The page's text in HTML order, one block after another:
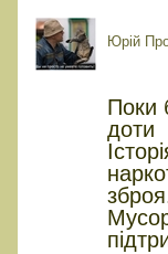
Юрiй
Поки
доти